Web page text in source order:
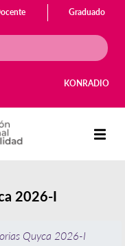
Graduado
KONRADIO
2026-I
Quyca 2026-I